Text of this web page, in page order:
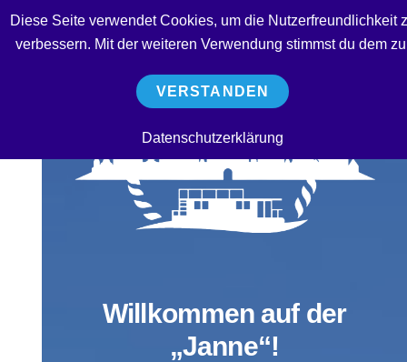
Willkommen auf der
„Janne“!
Diese Seite verwendet Cookies, um die Nutzerfreundlichkeit
verbessern. Mit der weiteren Verwendung stimmst du dem
VERSTANDEN
Datenschutzerklärung